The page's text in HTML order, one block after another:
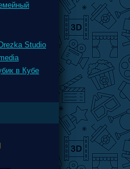
Studio
в Кубе